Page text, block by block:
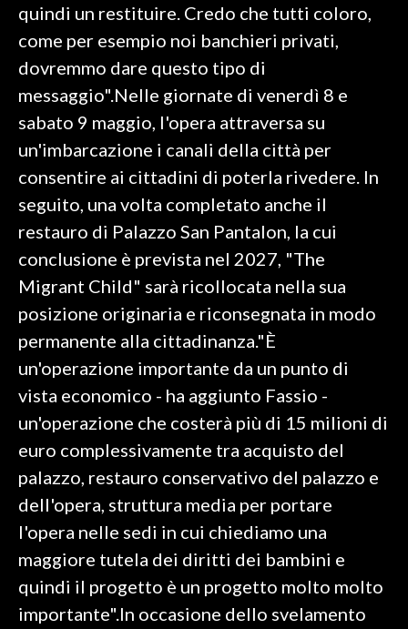
INFO AZIENDE
ABBONATI
SPIAGGE
quindi un restituire. Credo che tutti coloro,
come per esempio noi banchieri privati,
dovremmo dare questo tipo di
messaggio".Nelle giornate di venerdì 8 e
sabato 9 maggio, l'opera attraversa su
un'imbarcazione i canali della città per
consentire ai cittadini di poterla rivedere. In
seguito, una volta completato anche il
restauro di Palazzo San Pantalon, la cui
conclusione è prevista nel 2027, "The
Migrant Child" sarà ricollocata nella sua
posizione originaria e riconsegnata in modo
permanente alla cittadinanza."È
un'operazione importante da un punto di
vista economico - ha aggiunto Fassio -
un'operazione che costerà più di 15 milioni di
euro complessivamente tra acquisto del
palazzo, restauro conservativo del palazzo e
dell'opera, struttura media per portare
l'opera nelle sedi in cui chiediamo una
maggiore tutela dei diritti dei bambini e
quindi il progetto è un progetto molto molto
importante".In occasione dello svelamento